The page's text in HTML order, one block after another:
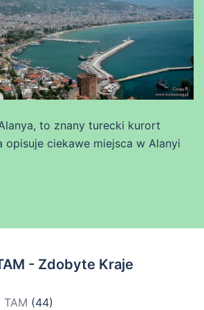
to znany turecki kurort
opisuje ciekawe miejsca w Alanyi
- Zdobyte Kraje
(44)